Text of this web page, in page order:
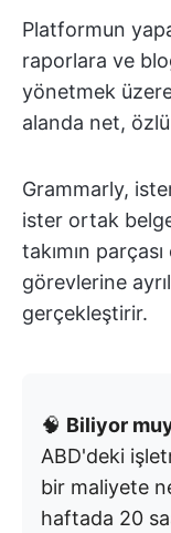
Platformun
raporlara ve
yönetmek
alanda net,
Grammarly,
ister ortak
takımın
görevlerine
gerçekleştirir.
🧠 Biliyor
ABD'deki
bir maliyete
haftada 20